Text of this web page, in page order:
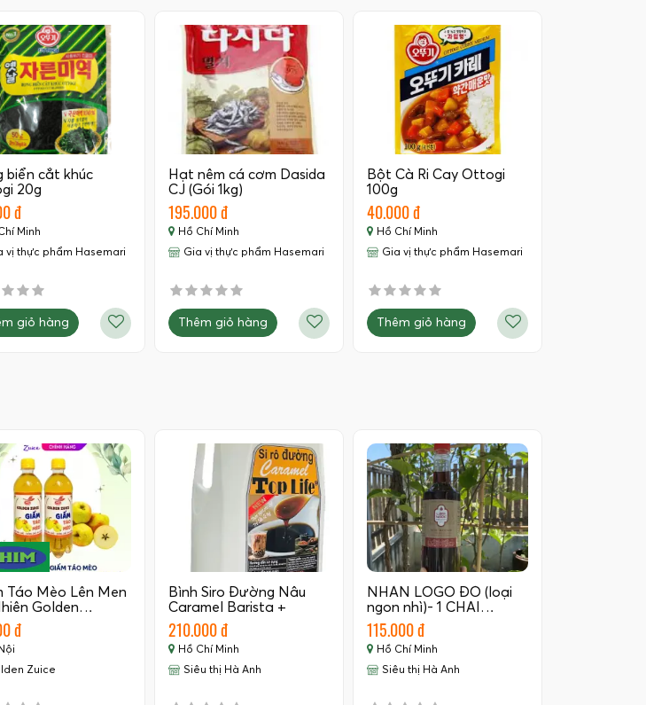
biển cắt khúc
20g
đ
Minh
vị thực phẩm Hasemari
giỏ hàng
Hạt nêm cá cơm Dasida
CJ (Gói 1kg)
195.000 đ
Hồ Chí Minh
Gia vị thực phẩm Hasemari
Thêm giỏ hàng
Bột Cà Ri Cay Ottogi
100g
40.000 đ
Hồ Chí Minh
Gia vị thực phẩm Hasemari
Thêm giỏ hàng
Táo Mèo Lên Men
Golden…
đ
Zuice
Bình Siro Đường Nâu
Caramel Barista +
Đường…
210.000 đ
Hồ Chí Minh
Siêu thị Hà Anh
NHÃN LOGO ĐỎ (loại
ngon nhì)- 1 CHAI…
115.000 đ
Hồ Chí Minh
Siêu thị Hà Anh